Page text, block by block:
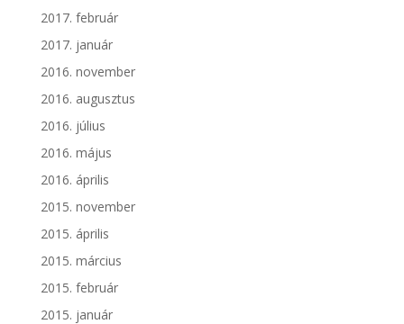
2017. február
2017. január
2016. november
2016. augusztus
2016. július
2016. május
2016. április
2015. november
2015. április
2015. március
2015. február
2015. január